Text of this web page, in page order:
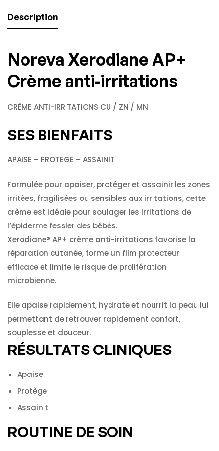
Description
Noreva Xerodiane AP+
Crème anti-irritations
CRÈME ANTI-IRRITATIONS CU / ZN / MN
SES BIENFAITS
APAISE – PROTEGE – ASSAINIT
Formulée pour apaiser, protéger et assainir les zones
irritées, fragilisées ou sensibles aux irritations, cette
crème est idéale pour soulager les irritations de
l’épiderme fessier des bébés.
Xerodiane® AP+ crème anti-irritations favorise la
réparation cutanée, forme un film protecteur
efficace et limite le risque de prolifération
microbienne.
Elle apaise rapidement, hydrate et nourrit la peau lui
permettant de retrouver rapidement confort,
souplesse et douceur.
RÉSULTATS CLINIQUES
Apaise
Protège
Assainit
ROUTINE DE SOIN